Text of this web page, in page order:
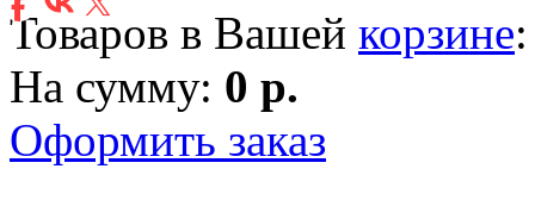
Товаров в Вашей корзине
На сумму: 0 р.
Оформить заказ